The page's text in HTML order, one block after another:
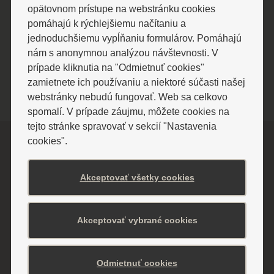
SLOTWINY ARENA 880 m.n.m
- denne od 8.00 - 21.00 hod.
-https://slotwinyarena.pl/, tel.: +48 18
506 51 20
Nenechajte si ujsť aktuality a zľavy
opätovnom prístupe na webstránku cookies
pomáhajú k rýchlejšiemu načítaniu a
jednoduchšiemu vypĺňaniu formulárov. Pomáhajú
nám s anonymnou analýzou návštevnosti. V
prípade kliknutia na "Odmietnuť cookies"
zamietnete ich používaniu a niektoré súčasti našej
webstránky nebudú fungovať. Web sa celkovo
spomalí. V prípade záujmu, môžete cookies na
tejto stránke spravovať v sekcií "Nastavenia
cookies".
Akceptovať všetky cookies
Akceptovať vybrané cookies
Odmietnuť cookies